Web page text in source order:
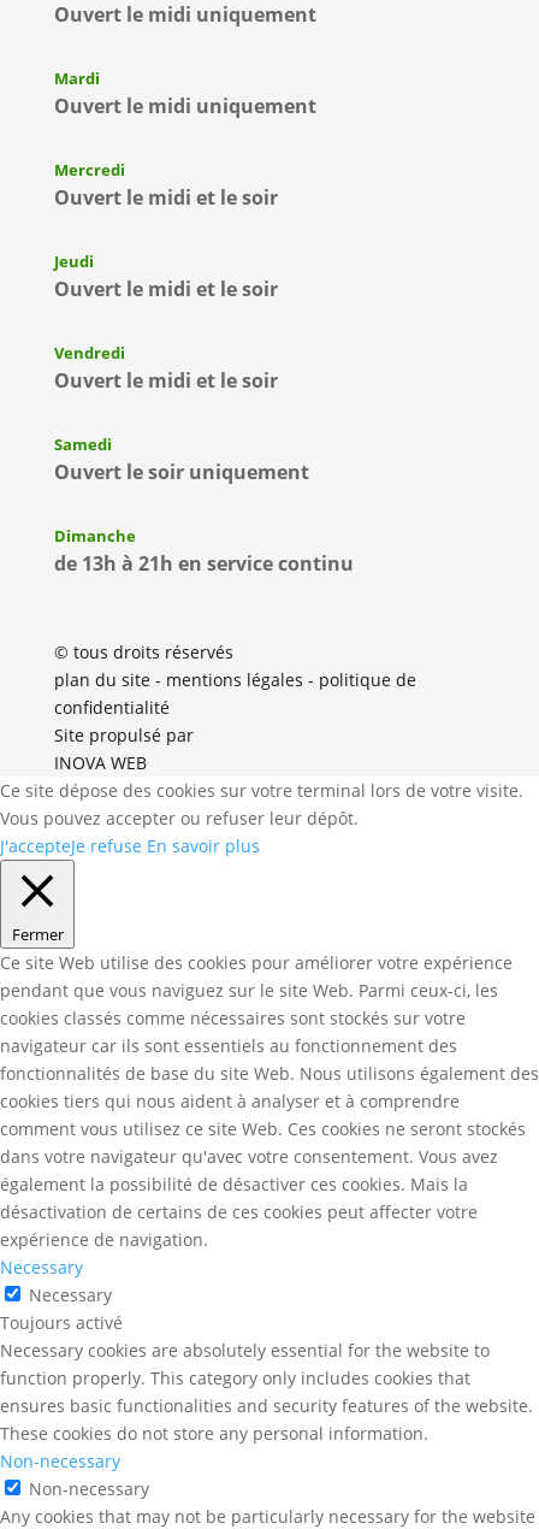
Ouvert le midi uniquement
Mardi
Ouvert le midi uniquement
Mercredi
Ouvert le midi et le soir
Jeudi
Ouvert le midi et le soir
Vendredi
Ouvert le midi et le soir
Samedi
Ouvert le soir uniquement
Dimanche
de 13h à 21h en service continu
© tous droits réservés
plan du site- mentions légales - politique de
confidentialité
Site propulsé par
INOVA WEB
Ce site dépose des cookies sur votre terminal lors de votre visite.
Vous pouvez accepter ou refuser leur dépôt.
J'accepteJe refuse En savoir plus
Fermer
Ce site Web utilise des cookies pour améliorer votre expérience
pendant que vous naviguez sur le site Web. Parmi ceux-ci, les
cookies classés comme nécessaires sont stockés sur votre
navigateur car ils sont essentiels au fonctionnement des
fonctionnalités de base du site Web. Nous utilisons également des
cookies tiers qui nous aident à analyser et à comprendre
comment vous utilisez ce site Web. Ces cookies ne seront stockés
dans votre navigateur qu'avec votre consentement. Vous avez
également la possibilité de désactiver ces cookies. Mais la
désactivation de certains de ces cookies peut affecter votre
expérience de navigation.
Necessary
Necessary
Toujours activé
Necessary cookies are absolutely essential for the website to
function properly. This category only includes cookies that
ensures basic functionalities and security features of the website.
These cookies do not store any personal information.
Non-necessary
Non-necessary
Any cookies that may not be particularly necessary for the website